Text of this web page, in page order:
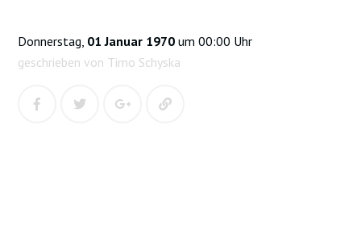
Donnerstag, 01 Januar 1970 um 00:00 Uhr
geschrieben von Timo Schyska